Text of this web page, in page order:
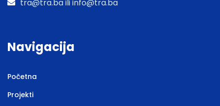
tra@tra.ba ili info@tra.ba
Navigacija
Početna
Projekti